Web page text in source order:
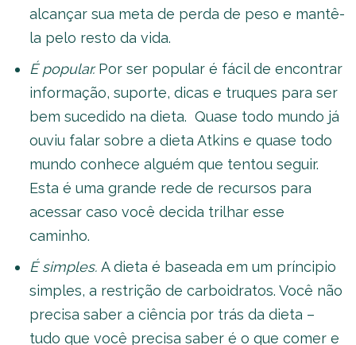
alcançar sua meta de perda de peso e mantê-
la pelo resto da vida.
É popular.Por ser popular é fácil de encontrar
informação, suporte, dicas e truques para ser
bem sucedido na dieta. Quase todo mundo já
ouviu falar sobre a dieta Atkins e quase todo
mundo conhece alguém que tentou seguir.
Esta é uma grande rede de recursos para
acessar caso você decida trilhar esse
caminho.
É simples. A dieta é baseada em um príncipio
simples, a restrição de carboidratos. Você não
precisa saber a ciência por trás da dieta –
tudo que você precisa saber é o que comer e